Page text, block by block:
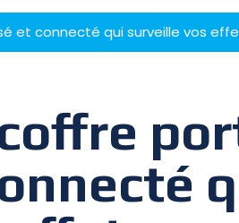
et connecté qui surveille vos